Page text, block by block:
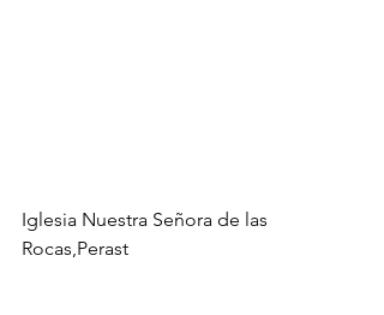
Iglesia Nuestra Señora de las
Rocas,Perast